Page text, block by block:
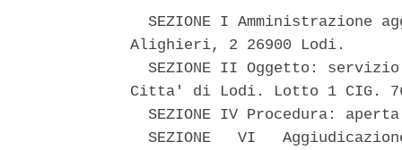
SEZIONE I Amministrazione
Alighieri, 2 26900 Lodi.
SEZIONE II Oggetto:
Citta' di Lodi. Lotto 1 CIG.
SEZIONE IV Procedura:
SEZIONE   VI